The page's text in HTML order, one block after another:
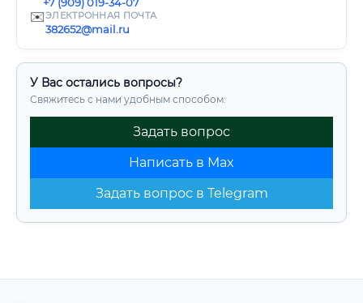
✉️ЭЛЕКТРОННАЯ ПОЧТА
382652@mail.ru
У Вас остались вопросы?
Свяжитесь с нами удобным способом:
Задать вопрос
Написать в Max
Задать вопрос в Telegram